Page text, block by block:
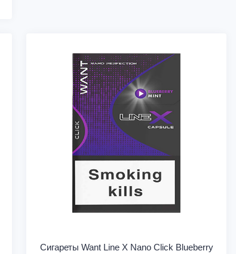
Сигареты Want Line X Nano Click Blueberry